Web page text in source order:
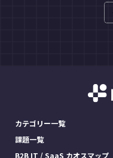
カテゴリー一覧
課題一覧
B2B IT / SaaS カオスマップ